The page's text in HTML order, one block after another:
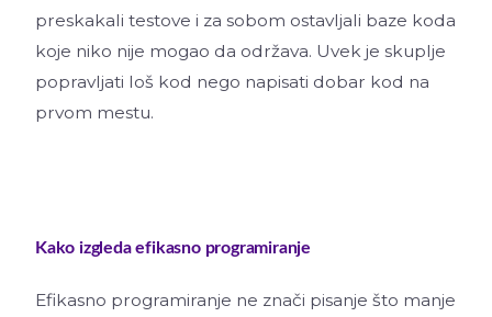
preskakali testove i za sobom ostavljali baze koda
koje niko nije mogao da održava. Uvek je skuplje
popravljati loš kod nego napisati dobar kod na
prvom mestu.
Kako izgleda efikasno programiranje
Efikasno programiranje ne znači pisanje što manje